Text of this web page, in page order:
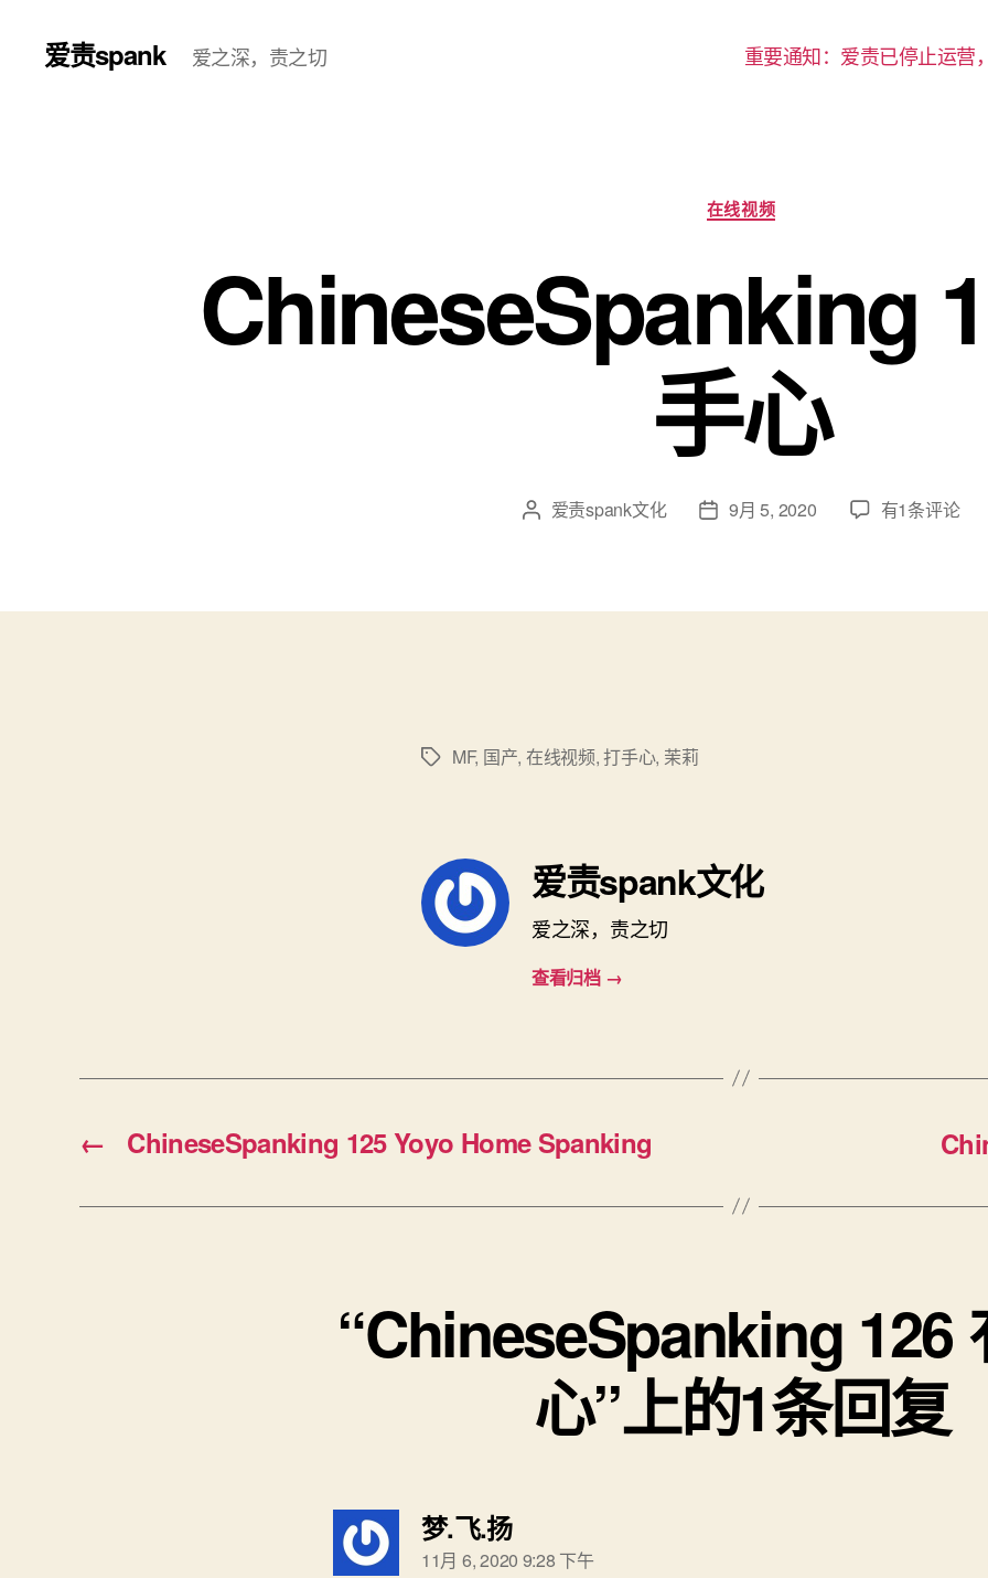
爱责spank 爱之深，责之切 重要通知：爱责已停止运营
分
类
在线视频
ChineseSpanking
手心
文 爱责spank文化
发 9月 5, 2020
手
有1条评论
标
MF, 国产, 在线视频,打手心, 茉莉
爱责spank文化
爱之深，责之切
查看归档 →
← ChineseSpanking 125 Yoyo Home Spanking
“ChineseSpanking 126
心”上的1条回复
梦.飞.扬说：
11月 6, 2020 9:28 下午